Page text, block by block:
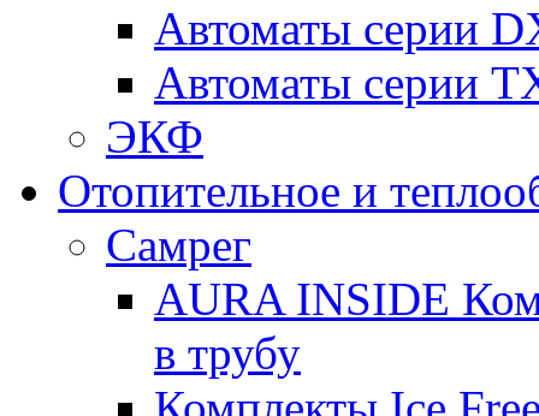
Автоматы серии
Автоматы серии
ЭКФ
Отопительное и
Самрег
AURA INSIDE
в трубу